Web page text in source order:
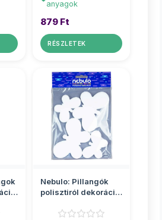
anyagok
879 Ft
RÉSZLETEK
Nebulo: Pillangók
polisztiról dekoráció